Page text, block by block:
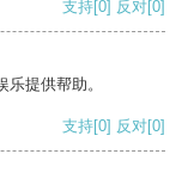
支持[0] 反对[0]
提供帮助。
支持[0] 反对[0]